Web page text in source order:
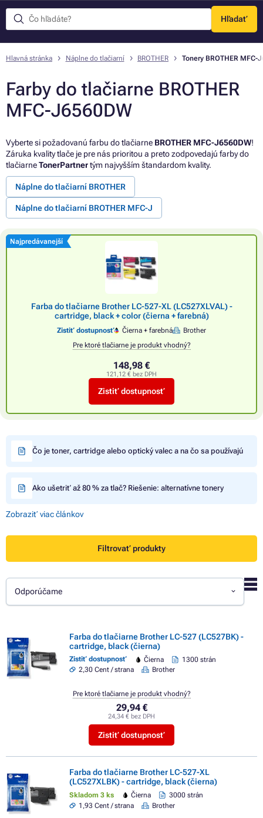
Hľadať
Menu
Hlavná stránka Náplne do tlačiarní BROTHER Tonery BROTHER MFC-
Farby do tlačiarne BROTHER
MFC-J6560DW
Vyberte si požadovanú farbu do tlačiarne BROTHER MFC-J6560DW!
Záruka kvality tlače je pre nás prioritou a preto zodpovedajú farby do
tlačiarneTonerPartnertým najvyšším štandardom kvality.
Náplne do tlačiarní BROTHER
Náplne do tlačiarní BROTHER MFC-J
Najpredávanejší
Farba do tlačiarne Brother LC-527-XL (LC527XLVAL) -
cartridge, black + color (čierna + farebná)
Zistiť dostupnosť Čierna + farebná
Brother
Pre ktoré tlačiarne je produkt vhodný?
148,98 €
121,12 € bez DPH
Zistiť dostupnosť
Čo je toner, cartridge alebo optický valec a na čo sa používajú
Ako ušetriť až 80 % za tlač? Riešenie: alternatívne tonery
Zobraziť viac článkov
Filtrovať produkty
Odporúčame
Farba do tlačiarne Brother LC-527 (LC527BK) -
cartridge, black (čierna)
Zistiť dostupnosť Čierna
1300 strán
2,30 Cent / strana
Brother
29,94 €
24,34 € bez DPH
Zistiť dostupnosť
Pre ktoré tlačiarne je produkt vhodný?
Farba do tlačiarne Brother LC-527-XL
(LC527XLBK) - cartridge, black (čierna)
Skladom 3 ks Čierna
3000 strán
1,93 Cent / strana
Brother